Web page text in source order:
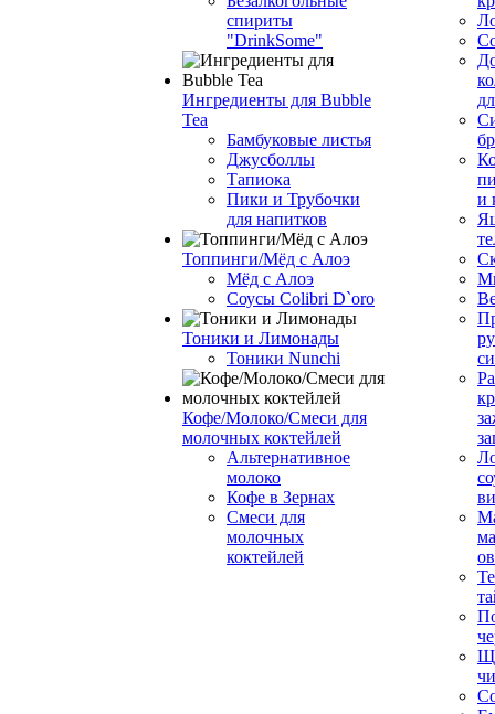
спириты
"DrinkSome"
Ингредиенты для Bubble
Tea
Бамбуковые листья
Джусболлы
Тапиока
Пики и Трубочки
для напитков
Топпинги/Мёд с Алоэ
Мёд с Алоэ
Соусы Colibri D`oro
Тоники и Лимонады
Тоники Nunchi
Кофе/Молоко/Смеси для
молочных коктейлей
Альтернативное
молоко
Кофе в Зернах
Смеси для
молочных
коктейлей
и